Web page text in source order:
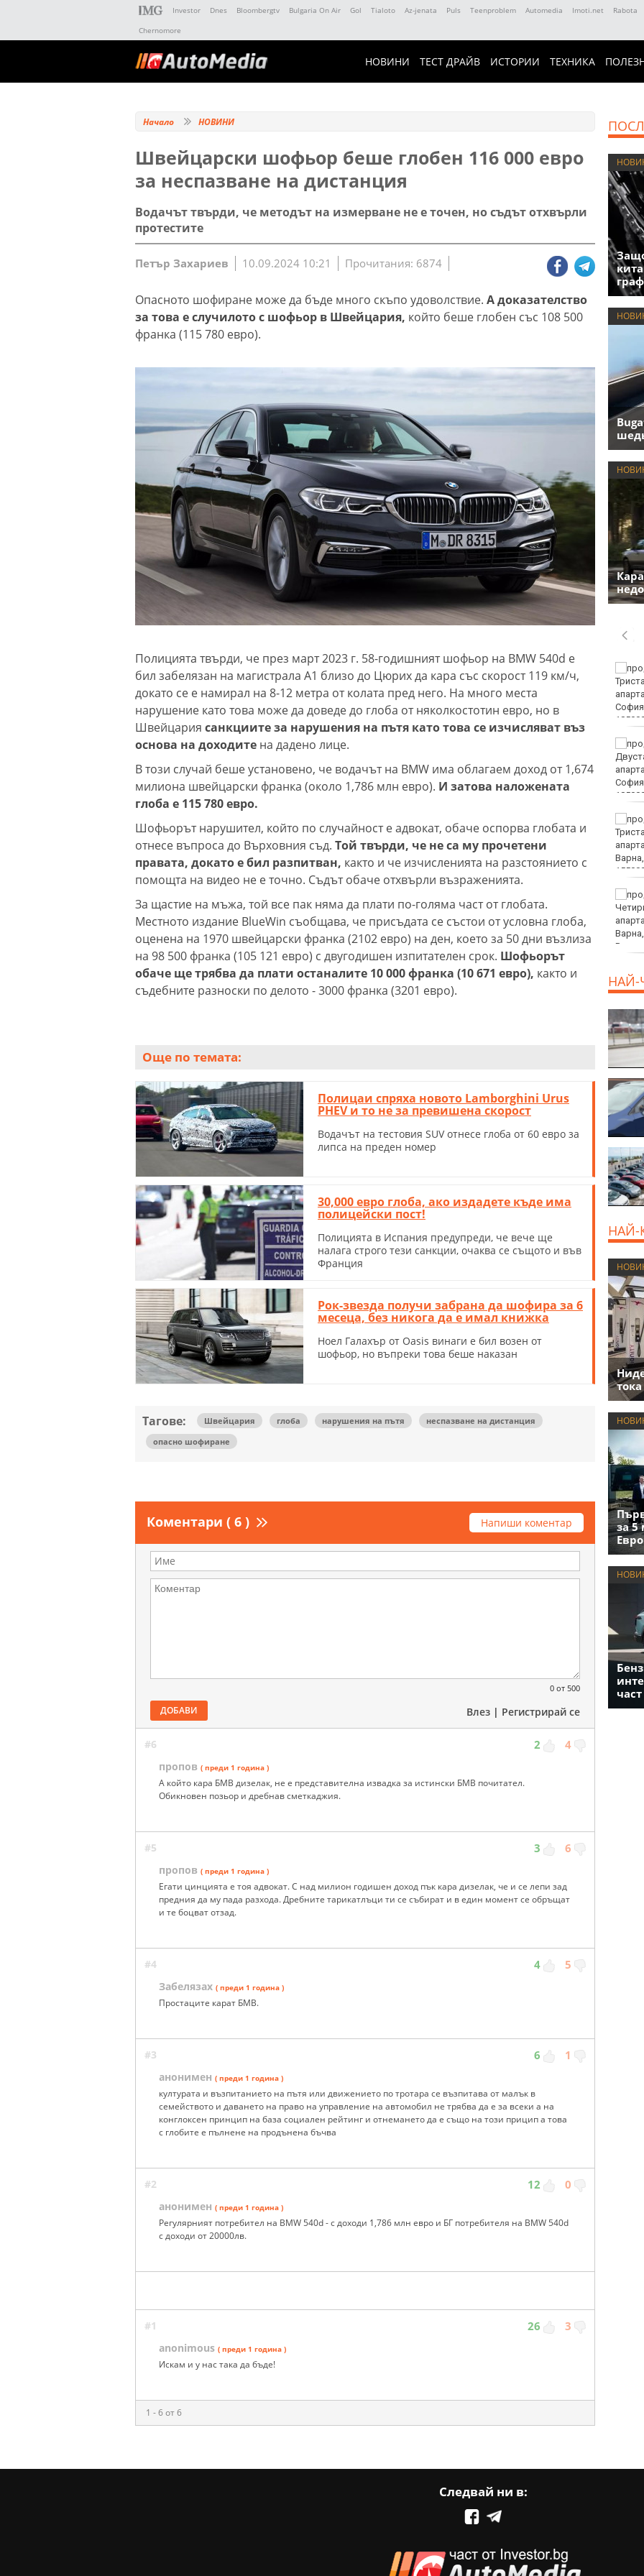
Investor Dnes Bloombergtv Bulgaria On Air Gol Tialoto Az-jenata Puls Teenproblem Automedia Imoti.net Rabota
Chernomore
НОВИНИ ТЕСТ ДРАЙВ ИСТОРИИ ТЕХНИКА
Начало НОВИНИ
Швейцарски шофьор беше глобен 116 000 евро
за неспазване на дистанция
Водачът твърди, че методът на измерване не е точен, но съдът отхвърли
протестите
Петър Захариев 10.09.2024 10:21 Прочитания: 6874
Опасното шофиране може да бъде много скъпо удоволствие. А доказателство
за това е случилото с шофьор в Швейцария, който беше глобен със 108 500
франка (115 780 евро).
Полицията твърди, че през март 2023 г. 58-годишният шофьор на BMW 540d е
бил забелязан на магистрала A1 близо до Цюрих да кара със скорост 119 км/ч,
докато се е намирал на 8-12 метра от колата пред него. На много места
нарушение като това може да доведе до глоба от няколкостотин евро, но в
Швейцария санкциите за нарушения на пътя като това се изчисляват въз
основа на доходите на дадено лице.
В този случай беше установено, че водачът на BMW има облагаем доход от 1,674
милиона швейцарски франка (около 1,786 млн евро). И затова наложената
глоба е 115 780 евро.
Шофьорът нарушител, който по случайност е адвокат, обаче оспорва глобата и
отнесе въпроса до Върховния съд. Той твърди, че не са му прочетени
правата, докато е бил разпитван, както и че изчисленията на разстоянието с
помощта на видео не е точно. Съдът обаче отхвърли възраженията.
За щастие на мъжа, той все пак няма да плати по-голяма част от глобата.
Местното издание BlueWin съобщава, че присъдата се състои от условна глоба,
оценена на 1970 швейцарски франка (2102 евро) на ден, което за 50 дни възлиза
на 98 500 франка (105 121 евро) с двугодишен изпитателен срок. Шофьорът
обаче ще трябва да плати останалите 10 000 франка (10 671 евро), както и
съдебните разноски по делото - 3000 франка (3201 евро).
Още по темата:
Полицаи спряха новото Lamborghini Urus
PHEV и то не за превишена скорост
Водачът на тестовия SUV отнесе глоба от 60 евро за
липса на преден номер
30,000 евро глоба, ако издадете къде има
полицейски пост!
Полицията в Испания предупреди, че вече ще
налага строго тези санкции, очаква се същото и във
Франция
Рок-звезда получи забрана да шофира за 6
месеца, без никога да е имал книжка
Ноел Галахър от Oasis винаги е бил возен от
шофьор, но въпреки това беше наказан
Тагове: Швейцария глоба нарушения на пътя
неспазване на дистанция
опасно шофиране
Коментари ( 6 ) Напиши коментар
0 от 500
ДОБАВИ Влез | Регистрирай се
#6 2 4
пропов ( преди 1 година )
А който кара БМВ дизелак, не е представителна извадка за истински БМВ почитател.
Обикновен позьор и дребнав сметкаджия.
#5 3 6
пропов ( преди 1 година )
Егати цинцията е тоя адвокат. С над милион годишен доход пък кара дизелак, че и се лепи зад
предния да му пада разхода. Дребните тарикатлъци ти се събират и в един момент се обръщат
и те боцват отзад.
#4 4 5
Забелязах ( преди 1 година )
Простаците карат БМВ.
#3 6 1
анонимен ( преди 1 година )
културата и възпитанието на пътя или движението по тротара се възпитава от малък в
семейството и даването на право на управление на автомобил не трябва да е за всеки а на
конглоксен принцип на база социален рейтинг и отнемането да е също на този прицип а това
с глобите е пълнене на продънена бъчва
#2 12 0
анонимен ( преди 1 година )
Регулярният потребител на BMW 540d - с доходи 1,786 млн евро и БГ потребителя на BMW 540d
с доходи от 20000лв.
#1 26 3
anonimous ( преди 1 година )
Искам и у нас така да бъде!
1 - 6 от 6
Варненско, БАБХ зове:
Не купувайте! Не
докосвайте!
за юли
затлъстяване сред
учениците във
Варненско
преустановени
административните
услуги в КАТ - Варна и
Трето РУ
НАЙ-
НАЙ-
за 5
част
Следвай ни в: